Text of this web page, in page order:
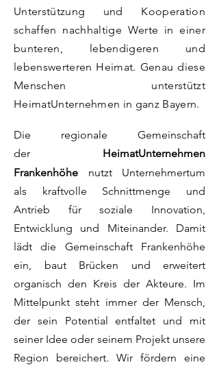
Unterstützung und Kooperation
schaffen nachhaltige Werte in einer
bunteren, lebendigeren und
lebenswerteren Heimat. Genau diese
Menschen unterstützt
HeimatUnternehmen in ganz Bayern.
Die regionale Gemeinschaft
der HeimatUnternehmen
Frankenhöhe
nutzt
Unternehmertum
als kraftvolle Schnittmenge und
Antrieb für soziale Innovation,
Entwicklung und Miteinander. Damit
lädt die Gemeinschaft Frankenhöhe
ein, baut Brücken und erweitert
organisch den Kreis der Akteure. Im
Mittelpunkt steht immer der Mensch,
der sein Potential entfaltet und mit
seiner Idee oder seinem Projekt unsere
Region bereichert. Wir fördern eine